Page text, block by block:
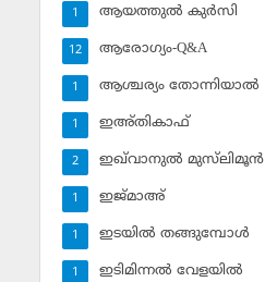
ആയത്തുല്‍ കുര്‍സി
1
ആരോഗ്യം-Q&A
12
ആശ്ചര്യം തോന്നിയാല്‍
1
ഇഅ്തികാഫ്‌
1
ഇഖ്‌വാനുല്‍ മുസ്‌ലിമൂന്‍
2
ഇജ്മാഅ്
1
ഇടയില്‍ തങ്ങുമ്പോള്‍
1
ഇടിമിന്നല്‍ വേളയില്‍
1